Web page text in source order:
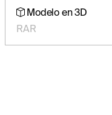
Modelo en 3D
RAR